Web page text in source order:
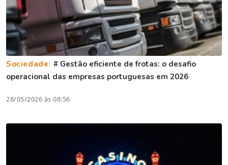
Sociedade: # Gestão eficiente de frotas: o desafio
operacional das empresas portuguesas em 2026
28/05/2026 às 08:56